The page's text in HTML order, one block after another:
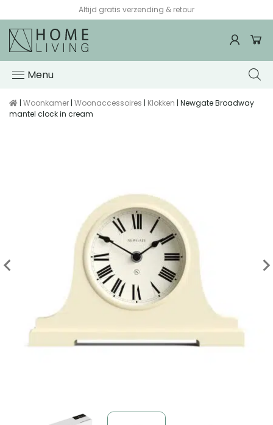
Altijd gratis verzending & retour
Menu
| Woonkamer | Woonaccessoires | Klokken | Newgate Broadway
mantel clock in cream